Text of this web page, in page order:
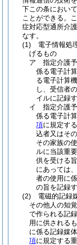
下この条におい
ことができる。
症対応型通所介
なす。
(1)
電子情報処
げるもの
ア
指定介護
係る電子計
る電子計算
し、受信者
イルに記録
イ
指定介護
係る電子計
項に規定す
込者又はそ
その家族の
ルに当該重
供を受ける
にあっては
者の使用に
の旨を記録
(2)
電磁的記録
その他人の知
で作られる記
用に供される
に係る記録媒
項に規定する